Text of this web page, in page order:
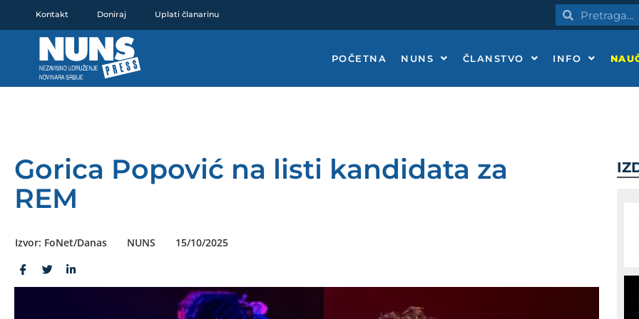
Kontakt Doniraj Uplati članarinu PretragaPretraga
POČETNA NUNS ČLANSTVO INFO
Gorica Popović na listi kandidata za
REM
Izvor: FoNet/Danas NUNS 15/10/2025